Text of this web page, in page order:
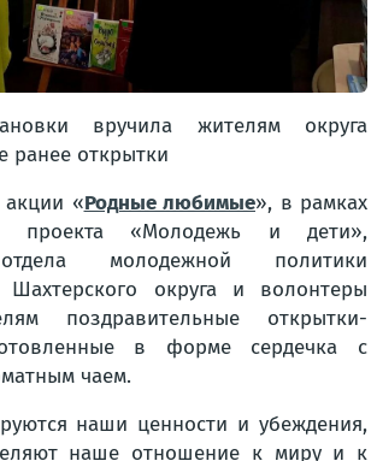
вручила жителям округа
ранее открытки
«Родные любимые», в рамках
проекта «Молодежь и дети»,
молодежной политики
Шахтерского округа и волонтеры
поздравительные открытки-
в форме сердечка с
чаем.
наши ценности и убеждения,
наше отношение к миру и к